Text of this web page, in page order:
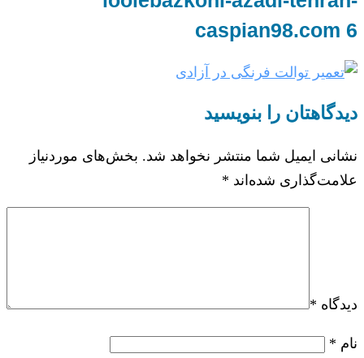
caspian98.com 6
دیدگاهتان را بنویسید
نشانی ایمیل شما منتشر نخواهد شد. بخش‌های موردنیاز
علامت‌گذاری شده‌اند *
دیدگاه *
نام *